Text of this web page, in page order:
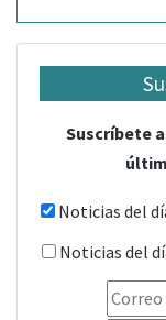
Suscríbete
Noticias del
Noticias del